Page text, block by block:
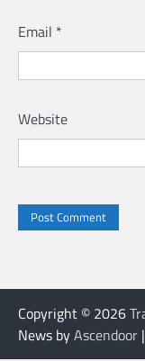
Email *
Website
Copyright © 2026
News byAscendoor